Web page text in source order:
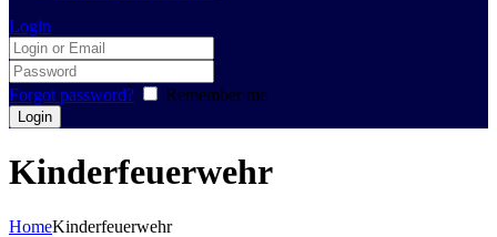
Login
Forgot password? Remember me
Kinderfeuerwehr
HomeKinderfeuerwehr